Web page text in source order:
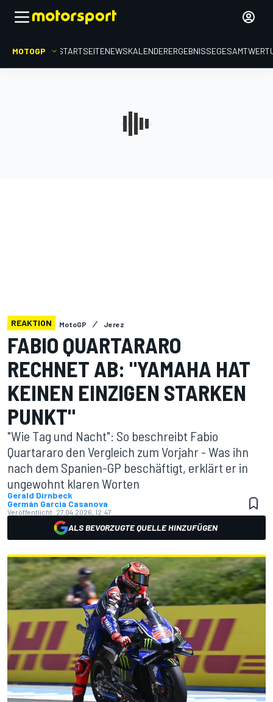
MOTOGP STARTSEITENEWSKALENDERERGEBNISSE
REAKTION MotoGP Jerez
FABIO QUARTARARO
RECHNET AB: "YAMAHA HAT
KEINEN EINZIGEN STARKEN
PUNKT"
"Wie Tag und Nacht": So beschreibt Fabio
Quartararo den Vergleich zum Vorjahr - Was ihn
nach dem Spanien-GP beschäftigt, erklärt er in
ungewohnt klaren Worten
Gerald Dirnbeck
Germán Garcia Casanova
Veröffentlicht: 27.04.2026, 12:47
ALS BEVORZUGTE QUELLE HINZUFÜGEN